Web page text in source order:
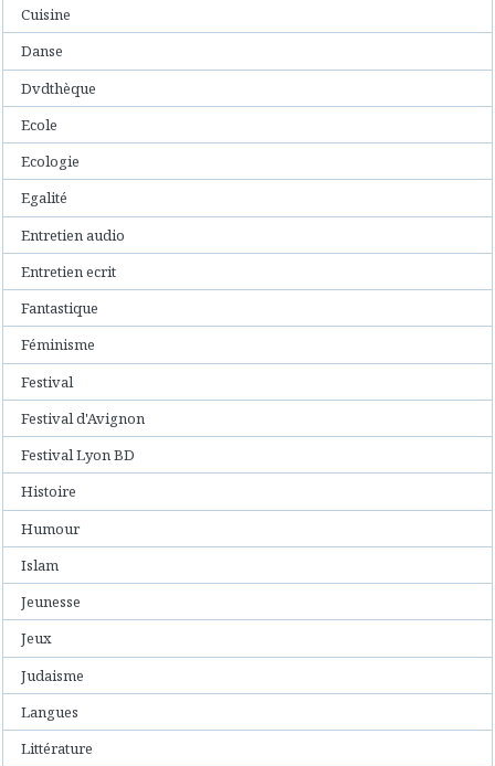
Cuisine
Danse
Dvdthèque
Ecole
Ecologie
Egalité
Entretien audio
Entretien ecrit
Fantastique
Féminisme
Festival
Festival d'Avignon
Festival Lyon BD
Histoire
Humour
Islam
Jeunesse
Jeux
Judaisme
Langues
Littérature